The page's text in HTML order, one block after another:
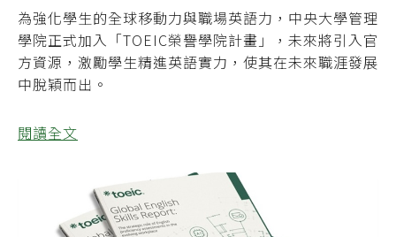
為強化學生的全球移動力與職場英語力，中央大學管理
學院正式加入「TOEIC榮譽學院計畫」，未來將引入官
方資源，激勵學生精進英語實力，使其在未來職涯發展
中脫穎而出。
閱讀全文